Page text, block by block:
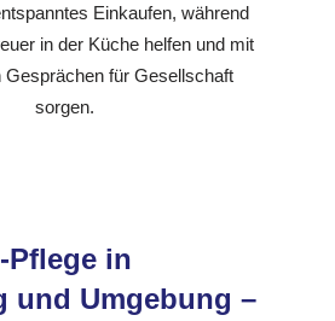
Einkaufen, während
in der Küche helfen und mit
Gesprächen für Gesellschaft
sorgen.
Pflege in
und Umgebung –